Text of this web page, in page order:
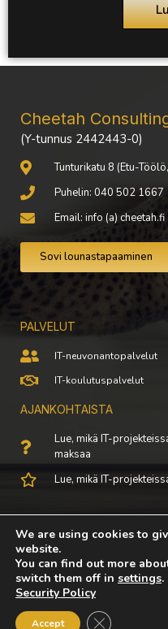
Cheetah
(Y-tunnus 2442443-0)
Tunturikatu 8 (Etu-
Puhelin: 040 502 1667
Email: info (a) cheetah.fi
Sovi lounastapaaminen
PALVELUT
IT-neuvonantopalvelut
IT-koulutuspalvelut
AJANKOHTAISTA
Lue, mikä IT-
maksaa
Lue, mikä IT-
© All
We are using cookies to
website.
You can find out more
switch them off in settings
Security Policy
Accept Close GDPR